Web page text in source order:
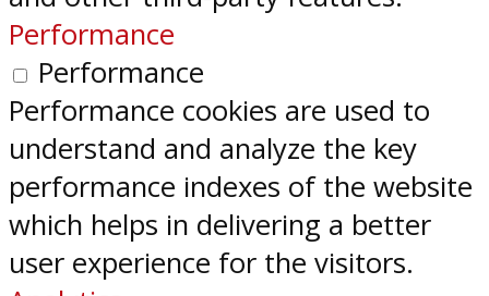
Performance
Performance
Performance cookies are used to
understand and analyze the key
performance indexes of the website
which helps in delivering a better
user experience for the visitors.